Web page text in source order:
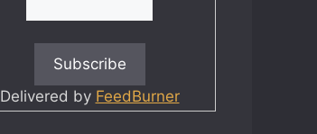
Delivered by FeedBurner